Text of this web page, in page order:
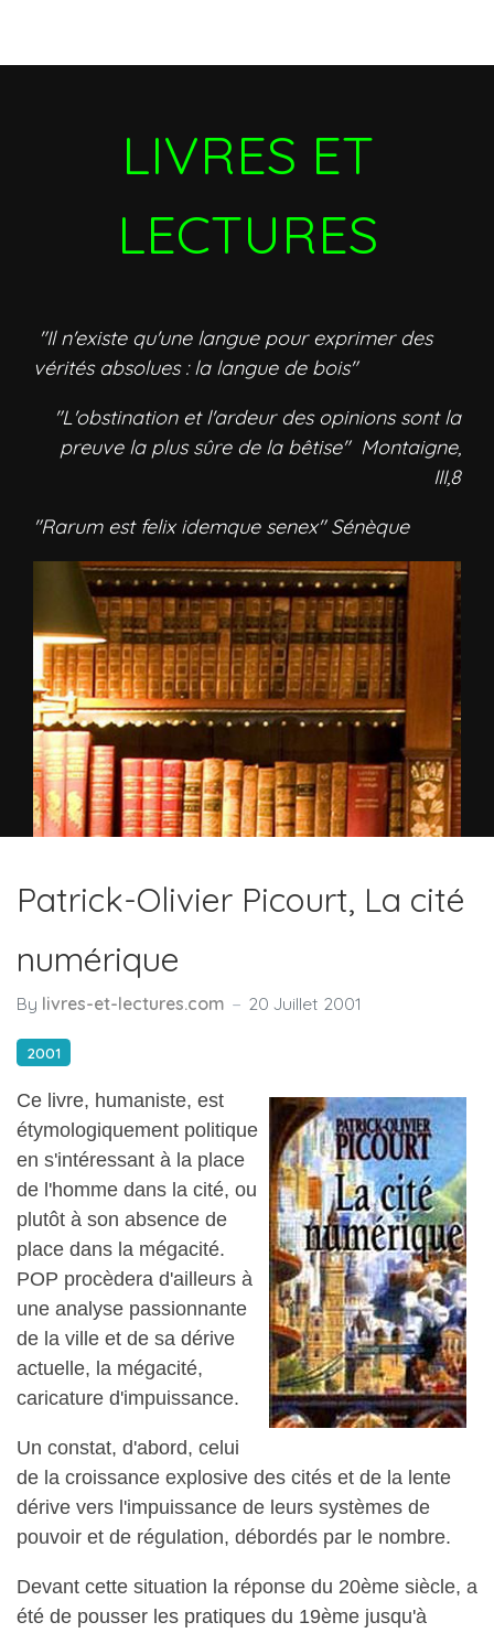
LIVRES ET
LECTURES
"Il n'existe qu'une langue pour exprimer des
vérités absolues : la langue de bois"
"L'obstination et l'ardeur des opinions sont la
preuve la plus sûre de la bêtise" Montaigne,
III,8
"Rarum est felix idemque senex" Sénèque
Patrick-Olivier Picourt, La cité
numérique
By livres-et-lectures.com 20 Juillet 2001
2001
Ce livre, humaniste, est
étymologiquement politique
en s'intéressant à la place
de l'homme dans la cité, ou
plutôt à son absence de
place dans la mégacité.
POP procèdera d'ailleurs à
une analyse passionnante
de la ville et de sa dérive
actuelle, la mégacité,
caricature d'impuissance.
Un constat, d'abord, celui
de la croissance explosive des cités et de la lente
dérive vers l'impuissance de leurs systèmes de
pouvoir et de régulation, débordés par le nombre.
Devant cette situation la réponse du 20ème siècle, a
été de pousser l es pratiques du 19ème jusqu'à